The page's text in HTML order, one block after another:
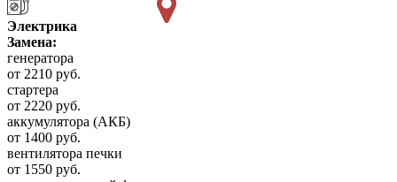
Электрика
Замена:
генератора
от 2210 руб.
стартера
от 2220 руб.
аккумулятора (АКБ)
от 1400 руб.
вентилятора печки
от 1550 руб.